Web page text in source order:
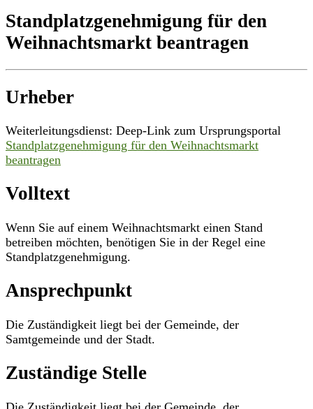
Standplatzgenehmigung für den
Weihnachtsmarkt beantragen
Urheber
Weiterleitungsdienst: Deep-Link zum Ursprungsportal
Standplatzgenehmigung für den Weihnachtsmarkt
beantragen
Volltext
Wenn Sie auf einem Weihnachtsmarkt einen Stand
betreiben möchten, benötigen Sie in der Regel eine
Standplatzgenehmigung.
Ansprechpunkt
Die Zuständigkeit liegt bei der Gemeinde, der
Samtgemeinde und der Stadt.
Zuständige Stelle